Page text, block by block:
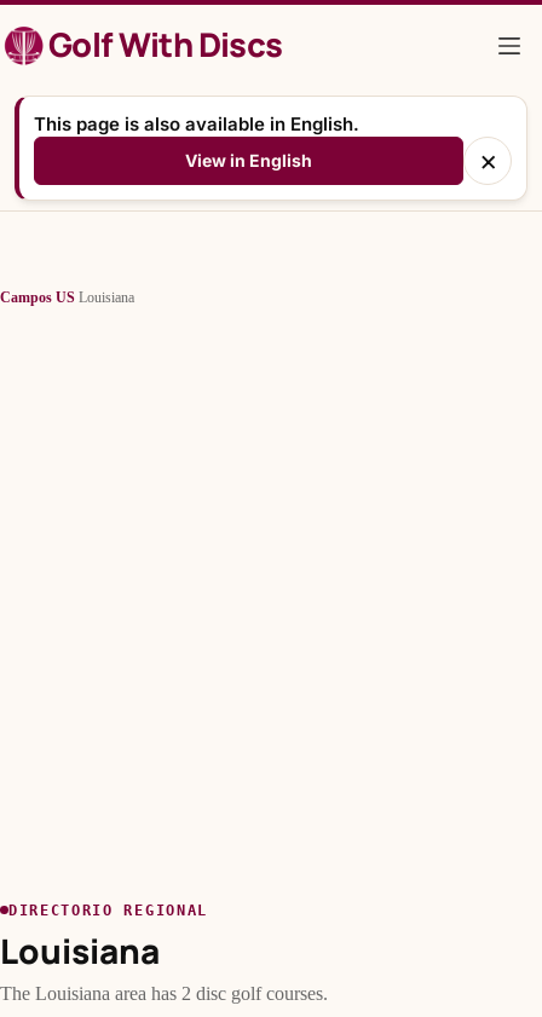
al
contenidoGolf With Discs
This page is also available in English.
View in English ×
Campos US Louisiana
DIRECTORIO REGIONAL
Louisiana
The Louisiana area has 2 disc golf courses.